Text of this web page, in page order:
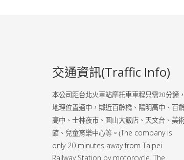
交通資訊(Traffic Info)
本公司距台北火車站摩托車車程只需20分鐘，
地理位置適中，鄰近百齡橋、陽明高中、百
高中、士林夜市、圓山大飯店、天文台、美
館、兒童育樂中心等。(The company is
only 20 minutes away from Taipei
Railway Station by motorcycle. The